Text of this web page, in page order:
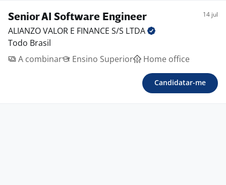
crescer profissionalmente, essa vaga é para você!
Benefícios:
-. Ifood benefícios
-. Plano de saúde
-. Home office
Senior AI Software Engineer 14 jul
ALIANZO VALOR E FINANCE S/S LTDA
Todo Brasil
A combinar
Ensino Superior Home office
Candidatar-me